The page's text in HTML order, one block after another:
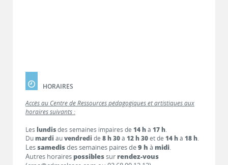
HORAIRES
Accès au Centre de Ressources pédagogiques et artistiques aux
horaires suivants :
Les lundisdes semaines impaires de 14 hà 17 h.
Dumardi auvendredi de 8 h 30à 12 h 30et de 14 hà 18 h.
Lessamedisdes semaines paires de9 h à midi.
Autres horaires possiblessur rendez-vous